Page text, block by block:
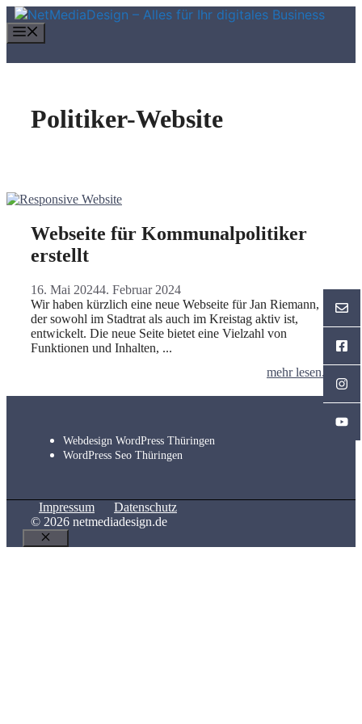
Zum
Inhalt
springen
Politiker-Website
Webseite für Kommunalpolitiker
erstellt
16. Mai 20244. Februar 2024
Wir haben kürzlich eine neue Webseite für Jan Riemann,
der sowohl im Stadtrat als auch im Kreistag aktiv ist,
entwickelt. Die neue Seite bietet eine Vielzahl von
Funktionen und Inhalten, ...
mehr lesen...
Webdesign WordPress Thüringen
WordPress Seo Thüringen
Impressum
Datenschutz
© 2026 netmediadesign.de
Schließen